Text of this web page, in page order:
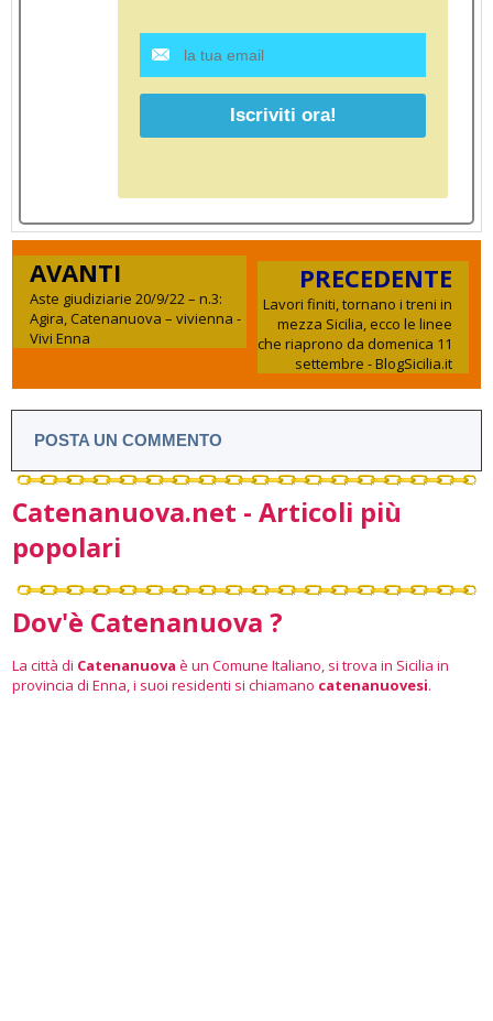
AVANTI
Aste giudiziarie 20/9/22 – n.3:
Agira, Catenanuova – vivienna -
Vivi Enna
PRECEDENTE
Lavori finiti, tornano i treni in
mezza Sicilia, ecco le linee
che riaprono da domenica 11
settembre - BlogSicilia.it
POSTA UN COMMENTO
Catenanuova.net - Articoli più
popolari
Dov'è Catenanuova ?
La città di Catenanuova è un Comune Italiano, si trova in Sicilia in
provincia di Enna, i suoi residenti si chiamano catenanuovesi.